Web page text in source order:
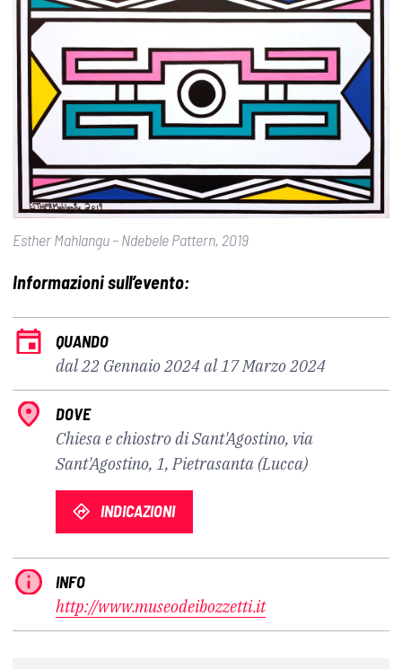
Esther Mahlangu – Ndebele Pattern, 2019
Informazioni sull’evento:
QUANDO
dal 22 Gennaio 2024 al 17 Marzo 2024
DOVE
Chiesa e chiostro di Sant'Agostino, via
Sant'Agostino, 1, Pietrasanta (Lucca)
INDICAZIONI
INFO
http://www.museodeibozzetti.it